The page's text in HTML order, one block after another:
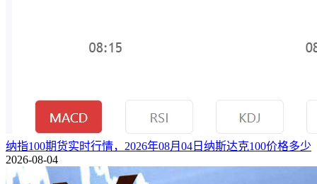
纳指100期货实时行情，2026年08月04日纳斯达克100价格多少
2026-08-04